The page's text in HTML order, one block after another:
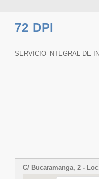
72 DPI
SERVICIO INTEGRAL DE
C/ Bucaramanga, 2 -